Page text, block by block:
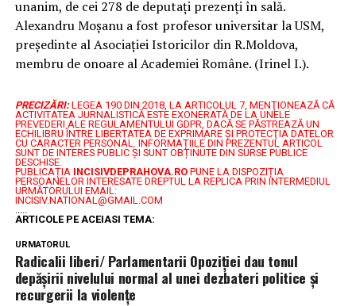
unanim, de cei 278 de deputați prezenți în sală.
Alexandru Moșanu a fost profesor universitar la USM,
președinte al Asociației Istoricilor din R.Moldova,
membru de onoare al Academiei Române. (Irinel I.).
PRECIZĂRI: LEGEA 190 DIN 2018, LA ARTICOLUL 7, MENŢIONEAZĂ CĂ
ACTIVITATEA JURNALISTICĂ ESTE EXONERATĂ DE LA UNELE
PREVEDERI ALE REGULAMENTULUI GDPR, DACĂ SE PĂSTREAZĂ UN
ECHILIBRU ÎNTRE LIBERTATEA DE EXPRIMARE ŞI PROTECŢIA DATELOR
CU CARACTER PERSONAL. INFORMAȚIILE DIN PREZENTUL ARTICOL
SUNT DE INTERES PUBLIC ȘI SUNT OBȚINUTE DIN SURSE PUBLICE
DESCHISE.
PUBLICAȚIA INCISIVDEPRAHOVA.ROPUNE LA DISPOZIȚIA
PERSOANELOR INTERESATE DREPTUL LA REPLICA PRIN INTERMEDIUL
URMĂTORULUI EMAIL:
INCISIV.NATIONAL@GMAIL.COM
.....
ARTICOLE PE ACEIASI TEMA:
URMATORUL
Radicalii liberi/ Parlamentarii Opoziției dau tonul
depășirii nivelului normal al unei dezbateri politice și
recurgerii la violențe